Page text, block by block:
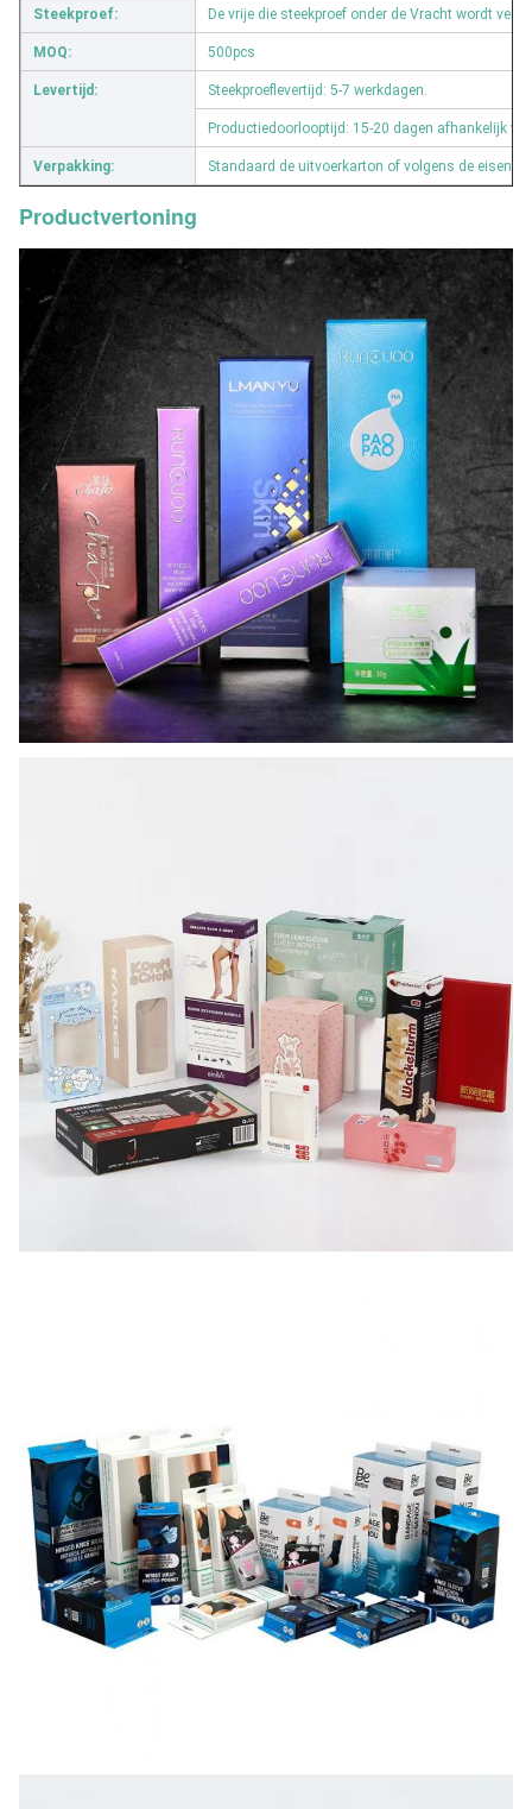
Steekproef: De vrije die steekproef onder de Vracht wordt
MOQ: 500pcs
Levertijd: Steekproeflevertijd: 5-7 werkdagen.
Productiedoorlooptijd: 15-20 dagen afhankelijk
Verpakking: Standaard de uitvoerkarton of volgens de eisen
Productvertoning